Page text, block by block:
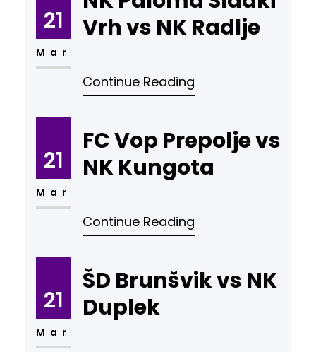
21
Mar
Vrh vs NK Radlje
Continue Reading
21
Mar
FC Vop Prepolje vs
NK Kungota
Continue Reading
21
Mar
ŠD Brunšvik vs NK
Duplek